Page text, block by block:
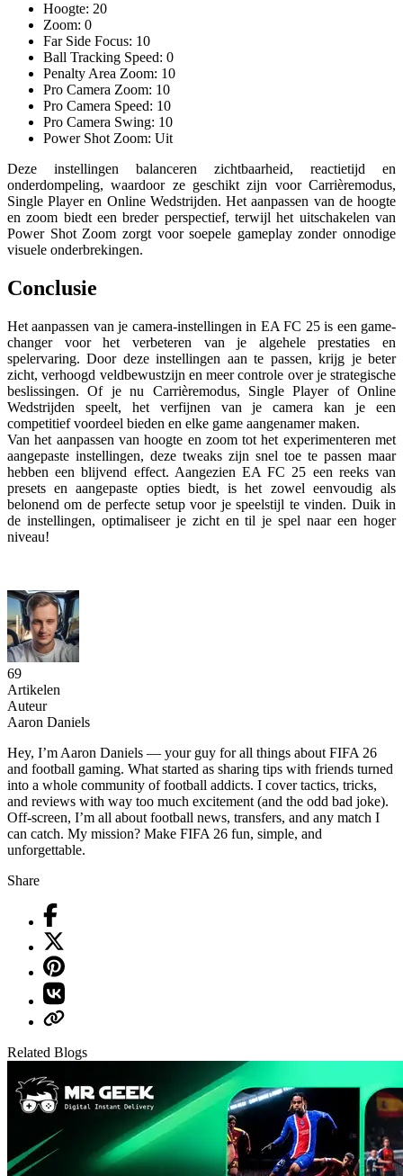
Hoogte: 20
Zoom: 0
Far Side Focus: 10
Ball Tracking Speed: 0
Penalty Area Zoom: 10
Pro Camera Zoom: 10
Pro Camera Speed: 10
Pro Camera Swing: 10
Power Shot Zoom: Uit
Deze instellingen balanceren zichtbaarheid, reactietijd en
onderdompeling, waardoor ze geschikt zijn voor Carrièremodus,
Single Player en Online Wedstrijden. Het aanpassen van de hoogte
en zoom biedt een breder perspectief, terwijl het uitschakelen van
Power Shot Zoom zorgt voor soepele gameplay zonder onnodige
visuele onderbrekingen.
Conclusie
Het aanpassen van je camera-instellingen in EA FC 25 is een game-
changer voor het verbeteren van je algehele prestaties en
spelervaring. Door deze instellingen aan te passen, krijg je beter
zicht, verhoogd veldbewustzijn en meer controle over je strategische
beslissingen. Of je nu Carrièremodus, Single Player of Online
Wedstrijden speelt, het verfijnen van je camera kan je een
competitief voordeel bieden en elke game aangenamer maken.
Van het aanpassen van hoogte en zoom tot het experimenteren met
aangepaste instellingen, deze tweaks zijn snel toe te passen maar
hebben een blijvend effect. Aangezien EA FC 25 een reeks van
presets en aangepaste opties biedt, is het zowel eenvoudig als
belonend om de perfecte setup voor je speelstijl te vinden. Duik in
de instellingen, optimaliseer je zicht en til je spel naar een hoger
niveau!
69
Artikelen
Auteur
Aaron Daniels
Hey, I’m Aaron Daniels — your guy for all things about FIFA 26
and football gaming. What started as sharing tips with friends turned
into a whole community of football addicts. I cover tactics, tricks,
and reviews with way too much excitement (and the odd bad joke).
Off-screen, I’m all about football news, transfers, and any match I
can catch. My mission? Make FIFA 26 fun, simple, and
unforgettable.
Share
Related Blogs